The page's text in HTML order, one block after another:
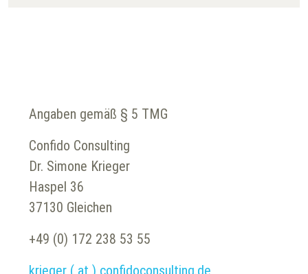
Angaben gemäß § 5 TMG
Confido Consulting
Dr. Simone Krieger
Haspel 36
37130 Gleichen
+49 (0) 172 238 53 55
krieger ( at ) confidoconsulting.de